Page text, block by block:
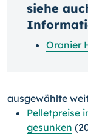
siehe
Oranier
ausgewählte
Pelletpreise
gesunken